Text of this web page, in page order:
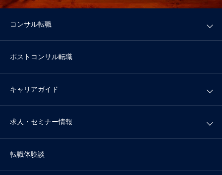
コンサル転職
ポストコンサル転職
キャリアガイド
求人・セミナー情報
転職体験談